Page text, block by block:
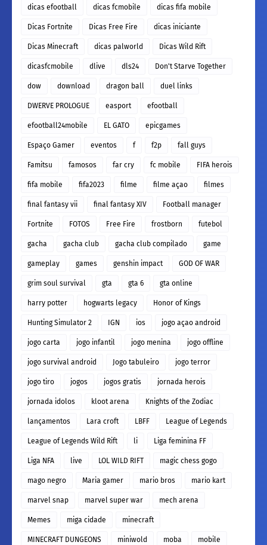
dicas efootball dicas fcmobile dicas fifa mobile
Dicas Fortnite Dicas Free Fire dicas iniciante
Dicas Minecraft dicas palworld Dicas Wild Rift
dicasfcmobile dlive dls24 Don't Starve Together
dow download dragon ball duel links
DWERVE PROLOGUE easport efootball
efootball24mobile EL GATO epicgames
Espaço Gamer eventos f f2p fall guys
Famitsu famosos far cry fc mobile FIFA herois
fifa mobile fifa2023 filme filme açao filmes
final fantasy vii final fantasy XIV Football manager
Fortnite FOTOS Free Fire frostborn futebol
gacha gacha club gacha club compilado game
gameplay games genshin impact GOD OF WAR
grim soul survival gta gta 6 gta online
harry potter hogwarts legacy Honor of Kings
Hunting Simulator 2 IGN ios jogo açao android
jogo carta jogo infantil jogo menina jogo offline
jogo survival android Jogo tabuleiro jogo terror
jogo tiro jogos jogos gratis jornada herois
jornada idolos kloot arena Knights of the Zodiac
lançamentos Lara croft LBFF League of Legends
League of Legends Wild Rift li Liga feminina FF
Liga NFA live LOL WILD RIFT magic chess gogo
mago negro Maria gamer mario bros mario kart
marvel snap marvel super war mech arena
Memes miga cidade minecraft
MINECRAFT DUNGEONS miniwold moba mobile